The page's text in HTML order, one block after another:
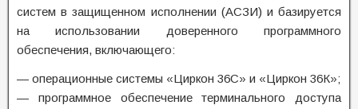
систем в защищенном исполнении (АСЗИ) и базируется
на использовании доверенного программного
обеспечения, включающего:
— операционные системы «Циркон 36С» и «Циркон 36К»;
— программное обеспечение терминального доступа